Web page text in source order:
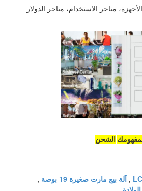
متاجر الاستخدام، متاجر الدولار
الشحن
, آلة بيع مارت صغيرة 19 بوصة ,